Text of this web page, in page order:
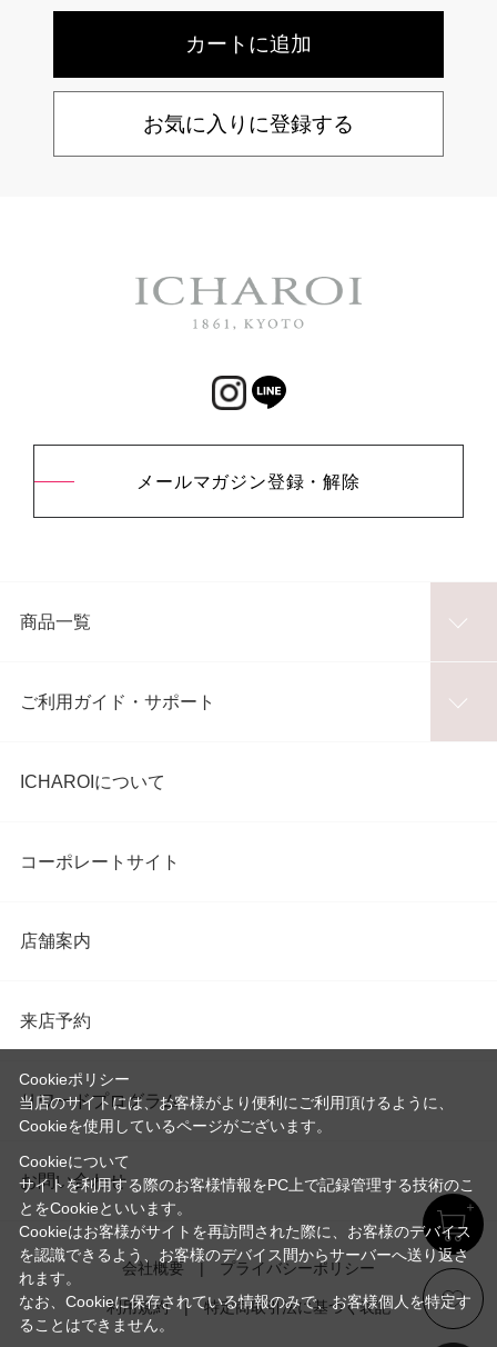
お気に入りに登録する
メールマガジン登録・解除
商品一覧
ご利用ガイド・サポート
ICHAROIについて
コーポレートサイト
店舗案内
来店予約
リワードプログラム
お問い合わせ
会社概要 プライバシーポリシー
利用規約 特定商取引法に基づく表記
Cookieポリシー
当店のサイトには、お客様がより便利にご利用頂けるように、
Cookieを使用しているページがございます。
Cookieについて
サイトを利用する際のお客様情報をPC上で記録管理する技術のこ
とをCookieといいます。
Cookieはお客様がサイトを再訪問された際に、お客様のデバイス
を認識できるよう、お客様のデバイス間からサーバーへ送り返さ
れます。
なお、Cookieに保存されている情報のみで、お客様個人を特定す
ることはできません。